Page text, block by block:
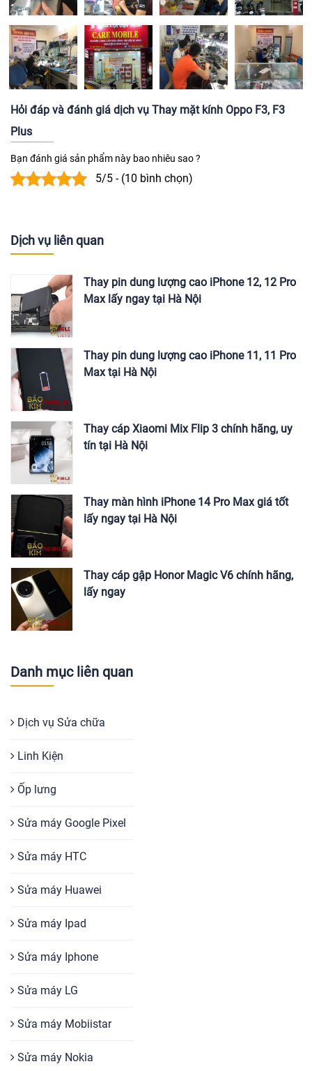
Hỏi đáp và đánh giá dịch vụ Thay mặt kính Oppo F3, F3
Plus
Bạn đánh giá sản phẩm này bao nhiêu sao ?
5/5 - (10 bình chọn)
Dịch vụ liên quan
Thay pin dung lượng cao iPhone 12, 12 Pro
Max lấy ngay tại Hà Nội
Thay pin dung lượng cao iPhone 11, 11 Pro
Max tại Hà Nội
Thay cáp Xiaomi Mix Flip 3 chính hãng, uy
tín tại Hà Nội
Thay màn hình iPhone 14 Pro Max giá tốt
lấy ngay tại Hà Nội
Thay cáp gập Honor Magic V6 chính hãng,
lấy ngay
Danh mục liên quan
Dịch vụ Sửa chữa
Linh Kiện
Ốp lưng
Sửa máy Google Pixel
Sửa máy HTC
Sửa máy Huawei
Sửa máy Ipad
Sửa máy Iphone
Sửa máy LG
Sửa máy Mobiistar
Sửa máy Nokia